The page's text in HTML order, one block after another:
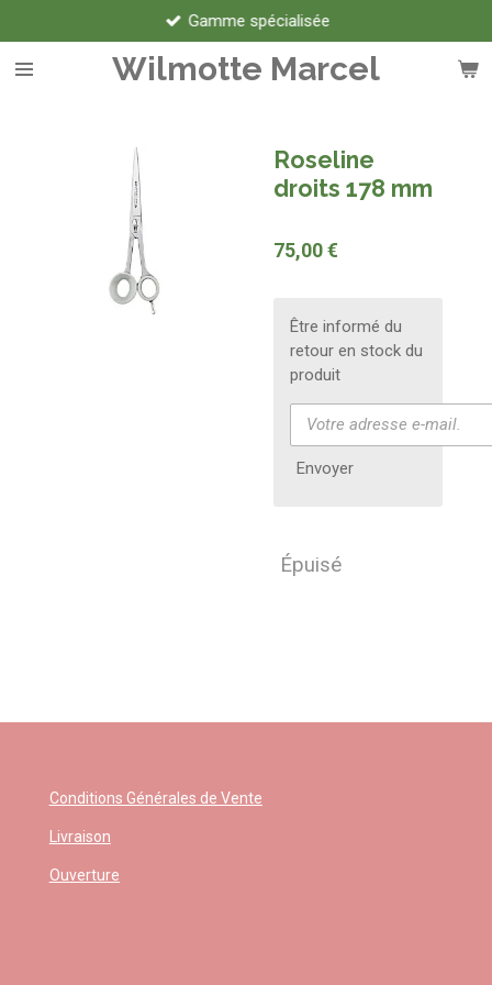
au
contenu
Wilmotte Marcel
Gamme spécialisée
Roseline
droits 178 mm
75,00 €
Être informé du
retour en stock du
produit
Envoyer
Épuisé
Conditions Générales de Vente
Livraison
Ouverture